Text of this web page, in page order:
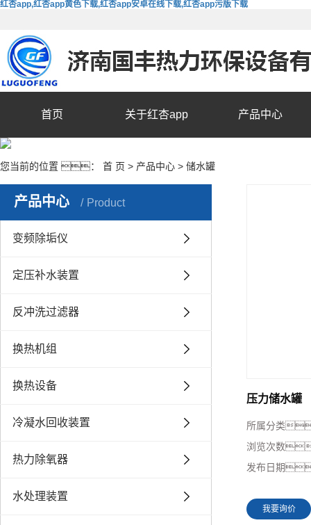
红杏app,红杏app黄色下载,红杏app安卓在线下载,红杏app污版下载
首页 关于红杏app 产品中心
您当前的位置 ： 首 页 > 产品中心 > 储水罐
产品中心 Product
变频除垢仪
定压补水装置
反冲洗过滤器
换热机组
换热设备
冷凝水回收装置
热力除氧器
水处理装置
压力储水罐
所属分类
浏览次数
发布日期
我要询价